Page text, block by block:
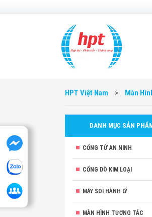
HPT Việt Nam > Màn
DANH MỤC SẢN
CỔNG TỪ AN NINH
CỔNG DÒ KIM LOẠI
MÁY SOI HÀNH LÝ
MÀN HÌNH TƯƠNG TÁC